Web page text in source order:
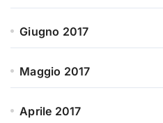
Giugno 2017
Maggio 2017
Aprile 2017